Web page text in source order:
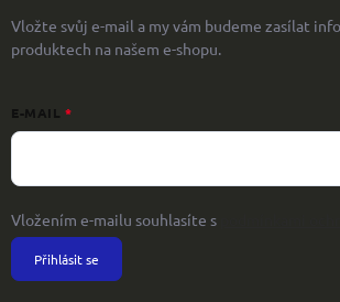
Vložte svůj e-mail a my vám budeme zasílat
produktech na našem e-shopu.
E-MAIL
Vložením e-mailu souhlasíte s
Přihlásit se